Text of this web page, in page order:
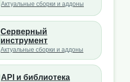
Актуальные сборки и аддоны
Серверный
инструмент
Актуальные сборки и аддоны
API и библиотека